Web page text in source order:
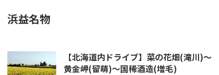
浜益名物
【北海道内ドライブ】菜の花畑(滝川)～
黄金岬(留萌)～国稀酒造(増毛)